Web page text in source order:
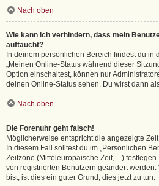
Nach oben
Wie kann ich verhindern, dass mein
auftaucht?
In deinem persönlichen Bereich findest du in
„Meinen Online-Status während dieser
Option einschaltest, können nur
deinen Online-Status sehen. Du wirst dann
Nach oben
Die Forenuhr geht falsch!
Möglicherweise entspricht die angezeigte
In diesem Fall solltest du im „Persönlichen
Zeitzone (Mitteleuropäische Zeit, ...)
von registrierten Benutzern geändert
bist, ist dies ein guter Grund, dies jetzt zu tun.